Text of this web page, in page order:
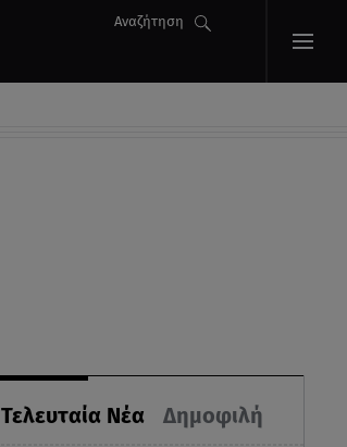
Αναζήτηση
Τελευταία Νέα Δημοφιλή